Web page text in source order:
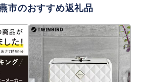
市のおすすめ返礼品